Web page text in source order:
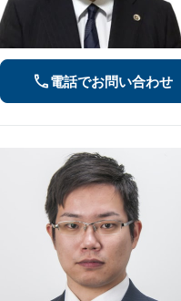
電話でお問い合わせ